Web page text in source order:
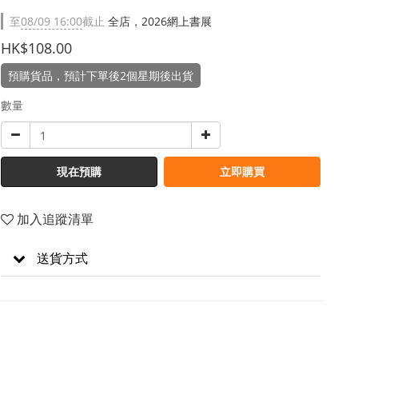
至08/09 16:00截止 全店，2026網上書展
HK$108.00
預購貨品，預計下單後2個星期後出貨
數量
現在預購 立即購買
加入追蹤清單
送貨方式